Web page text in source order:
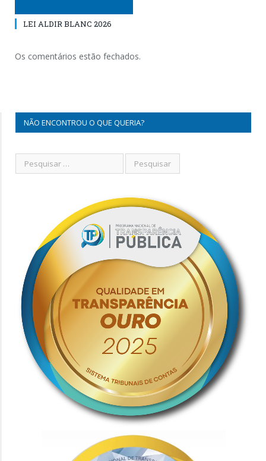
LEI ALDIR BLANC 2026
Os comentários estão fechados.
NÃO ENCONTROU O QUE QUERIA?